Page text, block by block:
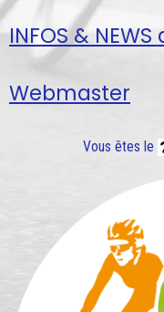
INFOS &
Webmaster
Vous êtes le